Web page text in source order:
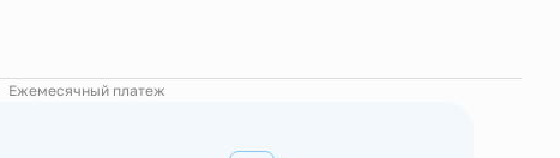
Ежемесячный платеж